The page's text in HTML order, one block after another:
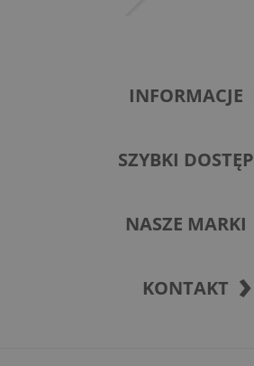
INFORMACJE
SZYBKI DOSTĘP
NASZE MARKI
KONTAKT